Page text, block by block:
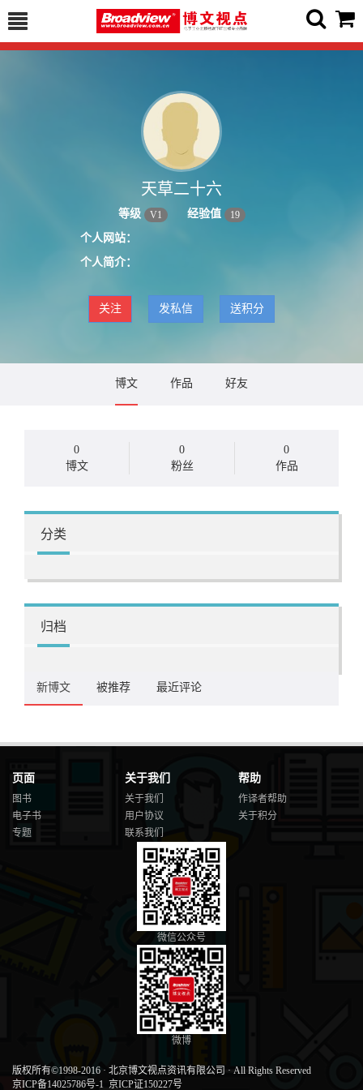
天草二十六
等级 V1 经验值 19
个人网站：
个人简介：
关注 发私信 送积分
博文 作品 好友
0
博文
0
粉丝
0
作品
分类
归档
新博文 被推荐 最近评论
页面
图书
电子书
专题
关于我们
关于我们
用户协议
联系我们
帮助
作译者帮助
关于积分
微信公众号
微博
版权所有©1998-2016 · 北京博文视点资讯有限公司 · All Rights Reserved
京ICP备14025786号-1 京ICP证150227号